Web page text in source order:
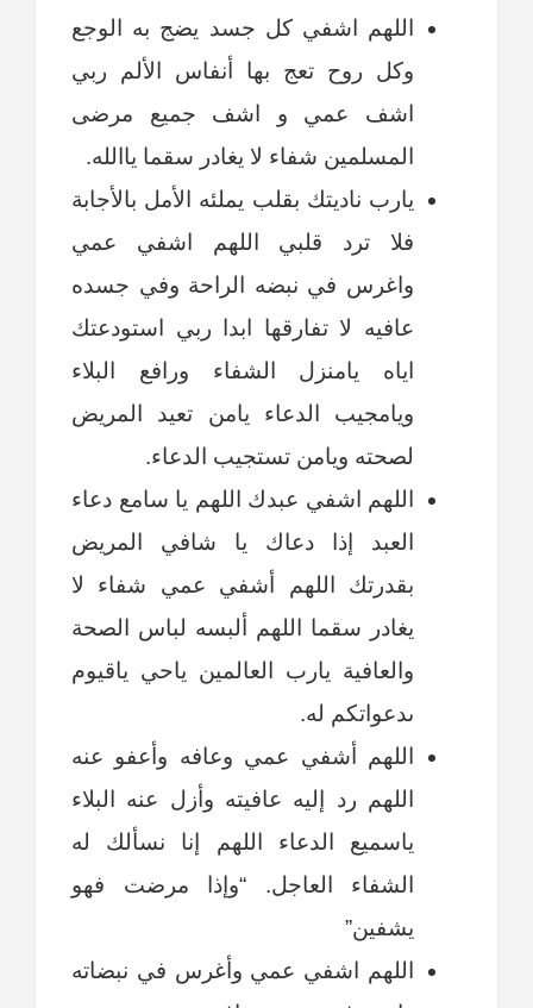
اللهم اشفي كل جسد يضج به الوجع
وكل روح تعج بها أنفاس الألم ربي
اشف عمي و اشف جميع مرضى
المسلمين شفاء لا يغادر سقما ياالله.
يارب ناديتك بقلب يملئه الأمل بالأجابة
فلا ترد قلبي اللهم اشفي عمي
واغرس في نبضه الراحة وفي جسده
عافيه لا تفارقها ابدا ربي استودعتك
اياه يامنزل الشفاء ورافع البلاء
ويامجيب الدعاء يامن تعيد المريض
لصحته ويامن تستجيب الدعاء.
اللهم اشفي عبدك اللهم يا سامع دعاء
العبد إذا دعاك يا شافي المريض
بقدرتك اللهم أشفي عمي شفاء لا
يغادر سقما اللهم ألبسه لباس الصحة
والعافية يارب العالمين ياحي ياقيوم
ىدعواتكم له.
اللهم أشفي عمي وعافه وأعفو عنه
اللهم رد إليه عافيته وأزل عنه البلاء
ياسميع الدعاء اللهم إنا نسألك له
الشفاء العاجل. “وإذا مرضت فهو
يشفين”
اللهم اشفي عمي وأغرس في نبضاته